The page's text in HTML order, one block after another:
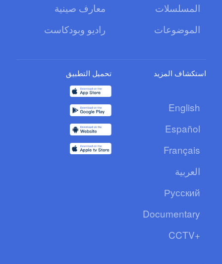
المسلسلات
معارف صينية
الموضوعات
راديو وبودكاست
استكشاف المزيد
English
Español
Français
العربية
Русский
Documentary
CCTV+
تحميل التطبيق